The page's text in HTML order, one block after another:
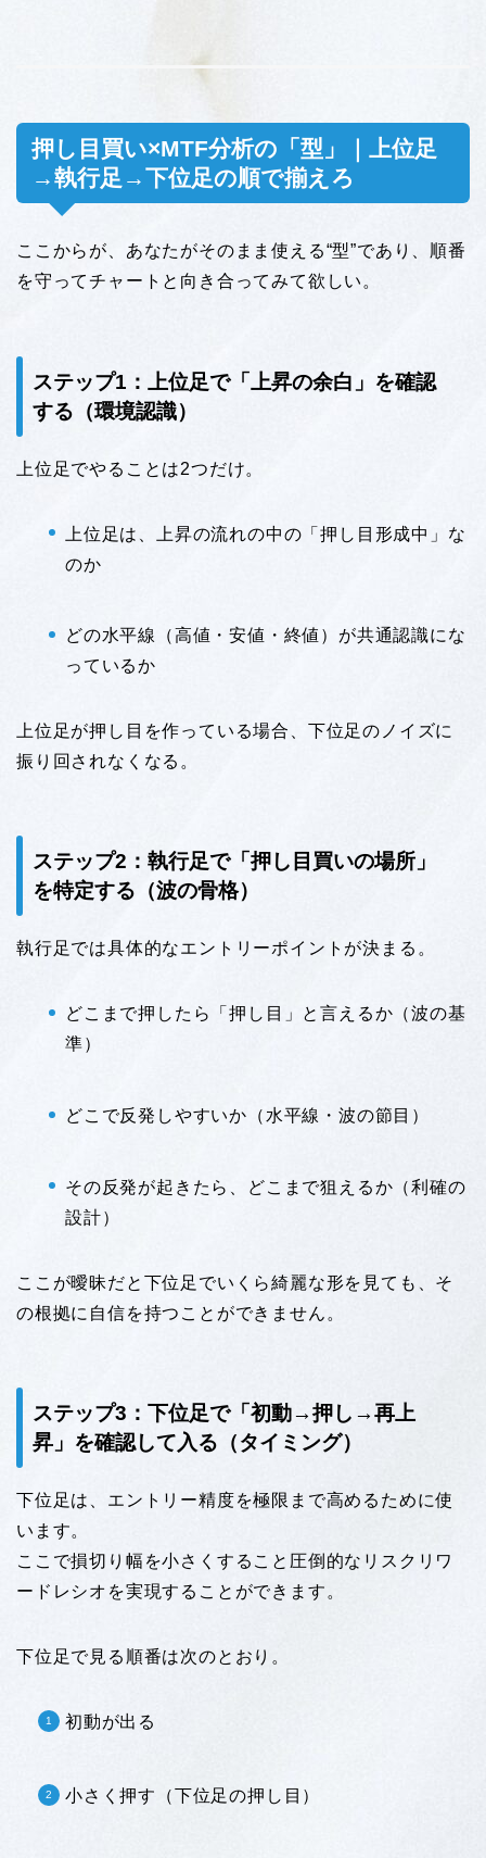
押し目買い×MTF分析の「型」｜上位足
→執行足→下位足の順で揃えろ
ここからが、あなたがそのまま使える“型”であり、順番
を守ってチャートと向き合ってみて欲しい。
ステップ1：上位足で「上昇の余白」を確認
する（環境認識）
上位足でやることは2つだけ。
上位足は、上昇の流れの中の「押し目形成中」な
のか
どの水平線（高値・安値・終値）が共通認識にな
っているか
上位足が押し目を作っている場合、下位足のノイズに
振り回されなくなる。
ステップ2：執行足で「押し目買いの場所」
を特定する（波の骨格）
執行足では具体的なエントリーポイントが決まる。
どこまで押したら「押し目」と言えるか（波の基
準）
どこで反発しやすいか（水平線・波の節目）
その反発が起きたら、どこまで狙えるか（利確の
設計）
ここが曖昧だと下位足でいくら綺麗な形を見ても、そ
の根拠に自信を持つことができません。
ステップ3：下位足で「初動→押し→再上
昇」を確認して入る（タイミング）
下位足は、エントリー精度を極限まで高めるために使
います。
ここで損切り幅を小さくすること圧倒的なリスクリワ
ードレシオを実現することができます。
下位足で見る順番は次のとおり。
初動が出る
小さく押す（下位足の押し目）